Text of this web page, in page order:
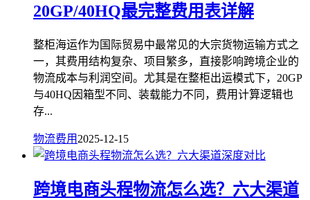
20GP/40HQ最完整费用表详解
整柜海运作为国际贸易中最常见的大宗货物运输方式之
一，其费用结构复杂、项目繁多，直接影响跨境企业的
物流成本与利润空间。尤其是在整柜出运模式下，20GP
与40HQ因箱型不同、装载能力不同，费用计算逻辑也
存...
物流费用 2025-12-15
跨境电商头程物流怎么选？六大渠道